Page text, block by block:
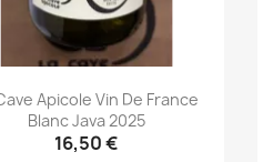
Apicole Vin De France
Blanc Java 2025
16,50 €